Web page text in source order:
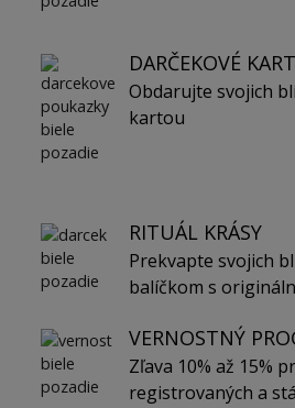
DARČEKOVÉ
Obdarujte svojich
kartou
RITUÁL KRÁSY
Prekvapte svojich
balíčkom s
VERNOSTNÝ
Zľava 10% až 15%
registrovaných a